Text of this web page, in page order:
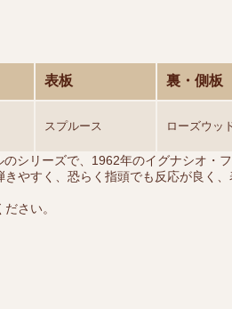
表板 裏・側板
スプルース ローズウッ
シリーズで、1962年のイグナシオ・
やすく、恐らく指頭でも反応が良く、
さい。